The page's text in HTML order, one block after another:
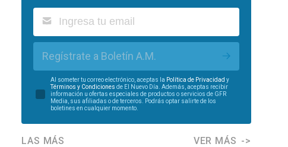
Regístrate a Boletín A.M.
Al someter tu correo electrónico, aceptas la Política de Privacidad y
Términos y Condiciones de El Nuevo Día. Además, aceptas recibir
información u ofertas especiales de productos o servicios de GFR
Media, sus afiliadas o de terceros. Podrás optar salirte de los
boletines en cualquier momento.
LAS MÁS VER MÁS